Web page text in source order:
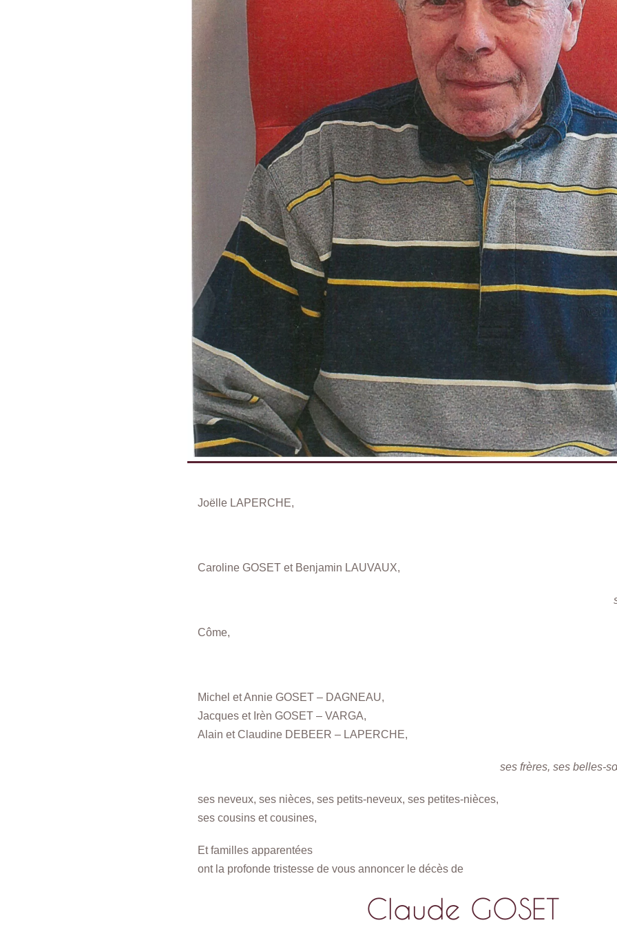
Joëlle LAPERCHE,
Caroline GOSET et Benjamin LAUVAUX,
Côme,
Michel et Annie GOSET – DAGNEAU,
Jacques et Irèn GOSET – VARGA,
Alain et Claudine DEBEER – LAPERCHE,
ses frères, ses belles-
ses neveux, ses nièces, ses petits-neveux, ses petites-nièces,
ses cousins et cousines,
Et familles apparentées
ont la profonde tristesse de vous annoncer le décès de
Claude GOSET